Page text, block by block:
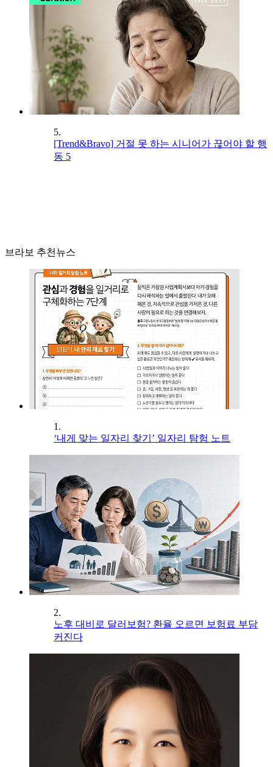
5.
[Trend&Bravo] 거절 못 하는 시니어가 끊어야 할 행
동 5
브라보 추천뉴스
1.
‘내게 맞는 일자리 찾기’ 일자리 탐험 노트
2.
노후 대비로 달러보험? 환율 오르면 보험료 부담
커진다